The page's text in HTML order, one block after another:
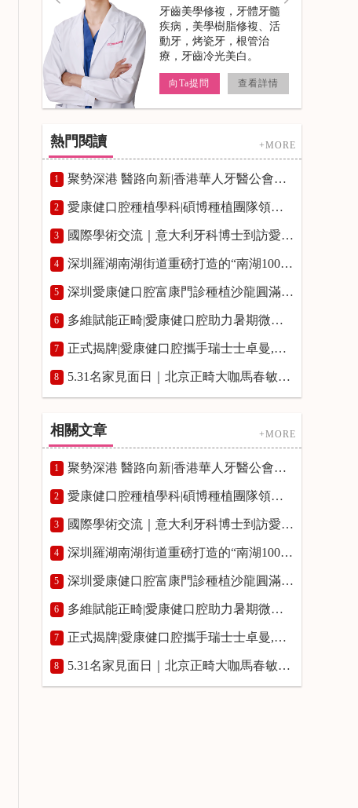
牙齒美學修複，牙體牙髓
疾病，美學樹脂修複、活
動牙，烤瓷牙，根管治
療，牙齒冷光美白。
向Ta提問 查看詳情
熱門閱讀 +MORE
1 聚勢深港 醫路向新|香港華人牙醫公會牙科專題講座在愛康健富亨口腔門診舉辦
2 愛康健口腔種植學科|碩博種植團隊領銜，築牢高品質種牙服務
3 國際學術交流｜意大利牙科博士到訪愛康健口腔開展種植學術研討
4 深圳羅湖南湖街道重磅打造的“南湖100”品牌發布會|愛康健口腔入選“南湖100”優質品牌榜單並授牌
5 深圳愛康健口腔富康門診種植沙龍圓滿舉辦,瑞士士卓曼正式授予愛康健富康門診“士卓曼鑽石合作夥伴”資質
6 多維賦能正畸|愛康健口腔助力暑期微笑煥新!愛康健口腔熊國平博士箍牙費用8800~12800元起
7 正式揭牌|愛康健口腔攜手瑞士士卓曼,共啟口腔種植學術研修新平臺
8 5.31名家見面日｜北京正畸大咖馬春敏院長親臨愛康健口腔，預約通道開啟！
相關文章 +MORE
1 聚勢深港 醫路向新|香港華人牙醫公會牙科專題講座在愛康健富亨口腔門診舉辦
2 愛康健口腔種植學科|碩博種植團隊領銜，築牢高品質種牙服務
3 國際學術交流｜意大利牙科博士到訪愛康健口腔開展種植學術研討
4 深圳羅湖南湖街道重磅打造的“南湖100”品牌發布會|愛康健口腔入選“南湖100”優質品牌榜單並授牌
5 深圳愛康健口腔富康門診種植沙龍圓滿舉辦,瑞士士卓曼正式授予愛康健富康門診“士卓曼鑽石合作夥伴”資質
6 多維賦能正畸|愛康健口腔助力暑期微笑煥新!愛康健口腔熊國平博士箍牙費用8800~12800元起
7 正式揭牌|愛康健口腔攜手瑞士士卓曼,共啟口腔種植學術研修新平臺
8 5.31名家見面日｜北京正畸大咖馬春敏院長親臨愛康健口腔，預約通道開啟！